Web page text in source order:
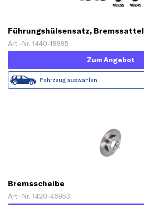
Führungshülsensatz, Bremssattel
Art.-Nr. 1440-19995
Zum Angebot
Fahrzeug auswählen
Bremsscheibe
Art.-Nr. 1420-46953